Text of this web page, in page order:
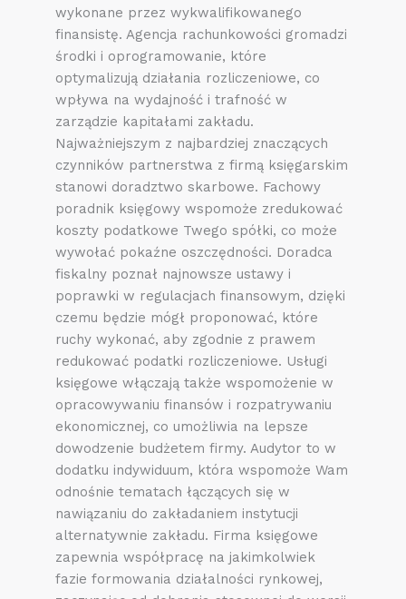
wykonane przez wykwalifikowanego
finansistę. Agencja rachunkowości gromadzi
środki i oprogramowanie, które
optymalizują działania rozliczeniowe, co
wpływa na wydajność i trafność w
zarządzie kapitałami zakładu.
Najważniejszym z najbardziej znaczących
czynników partnerstwa z firmą księgarskim
stanowi doradztwo skarbowe. Fachowy
poradnik księgowy wspomoże zredukować
koszty podatkowe Twego spółki, co może
wywołać pokaźne oszczędności. Doradca
fiskalny poznał najnowsze ustawy i
poprawki w regulacjach finansowym, dzięki
czemu będzie mógł proponować, które
ruchy wykonać, aby zgodnie z prawem
redukować podatki rozliczeniowe. Usługi
księgowe włączają także wspomożenie w
opracowywaniu finansów i rozpatrywaniu
ekonomicznej, co umożliwia na lepsze
dowodzenie budżetem firmy. Audytor to w
dodatku indywiduum, która wspomoże Wam
odnośnie tematach łączących się w
nawiązaniu do zakładaniem instytucji
alternatywnie zakładu. Firma księgowe
zapewnia współpracę na jakimkolwiek
fazie formowania działalności rynkowej,